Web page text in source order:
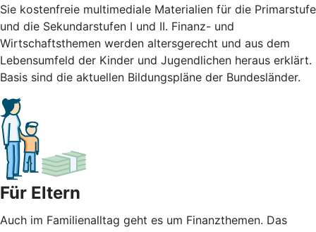
Sie kostenfreie multimediale Materialien für die Primarstufe
und die Sekundarstufen I und II. Finanz- und
Wirtschaftsthemen werden altersgerecht und aus dem
Lebensumfeld der Kinder und Jugendlichen heraus erklärt.
Basis sind die aktuellen Bildungspläne der Bundesländer.
Für Eltern
Auch im Familienalltag geht es um Finanzthemen. Das